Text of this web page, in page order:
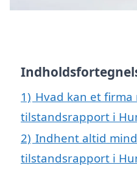
1) Hvad kan et firma
tilstandsrapport i
2) Indhent altid
tilstandsrapport i